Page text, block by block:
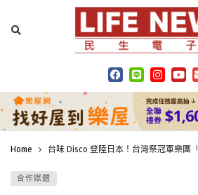
Home 台味 Disco 登陸日本！台灣祭冠軍樂團
合作媒體